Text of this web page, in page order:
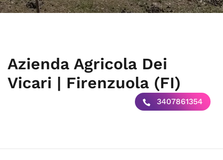
Azienda Agricola Dei
Vicari | Firenzuola (FI)
3407861354